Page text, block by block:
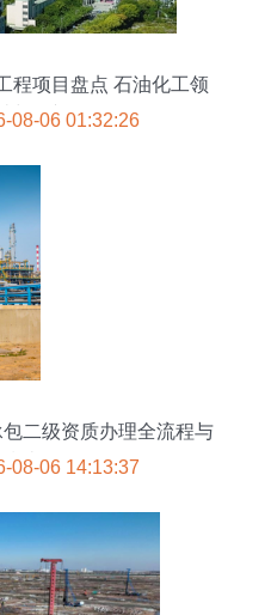
程项目盘点 石油化工领
与展望
08-06 01:32:26
二级资质办理全流程与
南
08-06 14:13:37